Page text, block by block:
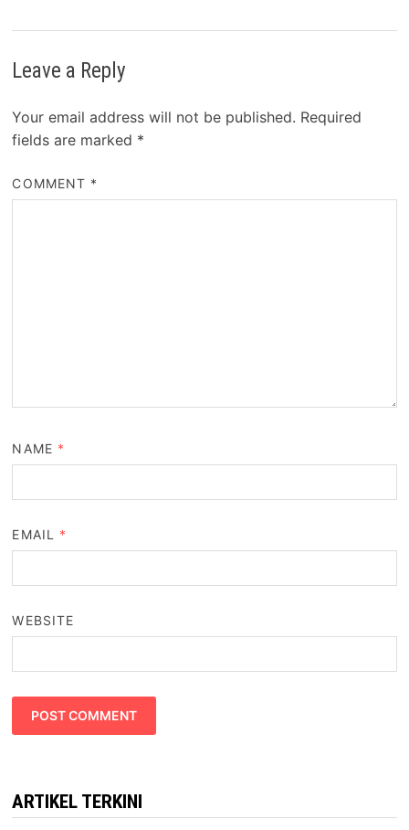
Leave a Reply
Your email address will not be published. Required
fields are marked *
COMMENT *
NAME *
EMAIL *
WEBSITE
ARTIKEL TERKINI